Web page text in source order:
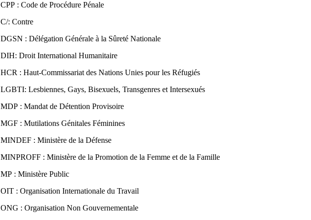
CPP : Code de Procédure Pénale
C/: Contre
DGSN : Délégation Générale à la Sûreté Nationale
DIH: Droit International Humanitaire
HCR : Haut-Commissariat des Nations Unies pour les Réfugiés
LGBTI: Lesbiennes, Gays, Bisexuels, Transgenres et Intersexués
MDP : Mandat de Détention Provisoire
MGF : Mutilations Génitales Féminines
MINDEF : Ministère de la Défense
MINPROFF : Ministère de la Promotion de la Femme et de la Famille
MP : Ministère Public
OIT : Organisation Internationale du Travail
ONG : Organisation Non Gouvernementale